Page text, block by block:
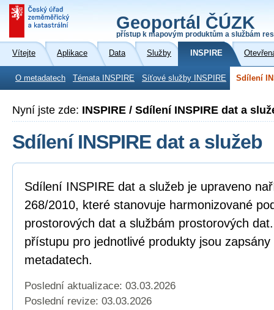
Geoportál ČÚZK
přístup k mapovým produktům a službám
Vítejte Aplikace Data Služby INSPIRE
O metadatech Témata INSPIRE Síťové služby INSPIRE Sdílení
Nyní jste zde: INSPIRE / Sdílení INSPIRE dat a
Sdílení INSPIRE dat a služeb
Sdílení INSPIRE dat a služeb je upraveno
268/2010, které stanovuje harmonizované
prostorových dat a službám prostorových
přístupu pro jednotlivé produkty jsou
metadatech.
Poslední aktualizace: 03.03.2026
Poslední revize: 03.03.2026